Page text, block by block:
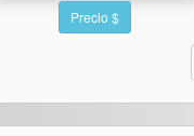
Precio $